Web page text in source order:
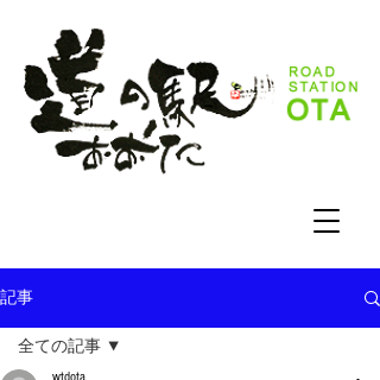
記事
全ての記事